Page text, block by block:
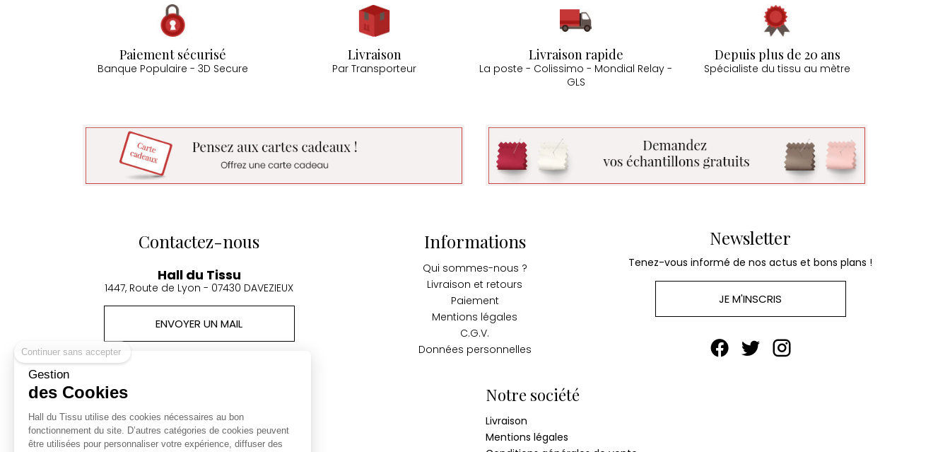
Gestion
des Cookies
Hall du Tissu utilise des cookies nécessaires au bon
fonctionnement du site. D’autres catégories de cookies peuvent
être utilisées pour personnaliser votre expérience, diffuser des
Paiement sécurisé
Banque Populaire - 3D Secure
Livraison
Par Transporteur
Livraison rapide
La poste - Colissimo - Mondial Relay -
GLS
Depuis plus de 20 ans
Spécialiste du tissu au mètre
Contactez-nous
Hall du Tissu
1447, Route de Lyon - 07430 DAVEZIEUX
ENVOYER UN MAIL
Informations
Qui sommes-nous ?
Livraison et retours
Paiement
Mentions légales
C.G.V.
Données personnelles
Newsletter
Tenez-vous informé de nos actus et bons plans !
JE M'INSCRIS
Produits
Promotions
Nouveaux produits
Notre société
Livraison
Mentions légales